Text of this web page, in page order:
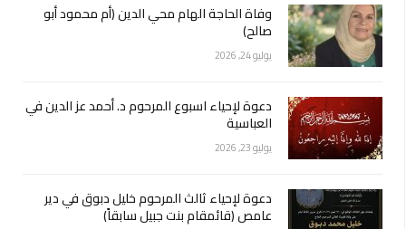
وفاة الحاجة الهام محي الدين (أم محمود أبو
صالح)
يوليو 24, 2026
دعوة لإحياء اسبوع المرحوم د. أحمد عز الدين في
العباسية
يوليو 23, 2026
دعوة لإحياء ثالث المرحوم خليل دبوق في دير
عامص (قائمقام بنت جبيل سابقاً)